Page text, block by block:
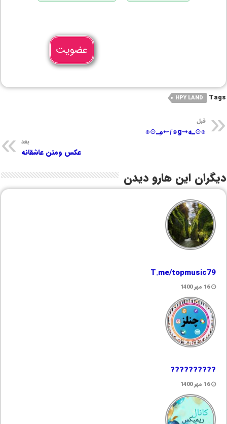
عضویت
Tags
HPY LAND
قبل
๏⊙ـه⇝ƒ๑g⇜مِـ⊙๏
بعد
عکس ومتن عاشقانه
دیگران این هارو دیدن
T.me/topmusic79
16 مهر 1400
??????????
16 مهر 1400